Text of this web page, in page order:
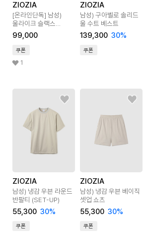
ZIOZIA
[온라인단독] 남성)
울라이크 슬랙스
테이퍼드 핏
99,000
쿠폰
1
ZIOZIA
남성) 구아벨로 솔리드
울 수트 베스트
139,300 30%
쿠폰
ZIOZIA
남성) 냉감 우븐 라운드
반팔티 (SET-UP)
55,300 30%
쿠폰
ZIOZIA
남성) 냉감 우븐 베이직
셋업 쇼츠
55,300 30%
쿠폰